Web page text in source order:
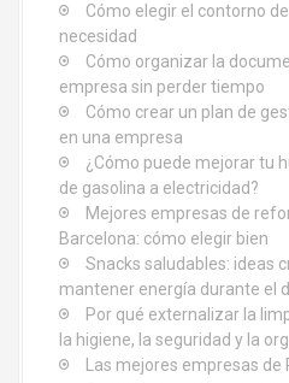
Cómo elegir el contorno
necesidad
Cómo organizar la
empresa sin perder tiempo
Cómo crear un plan de
en una empresa
¿Cómo puede mejorar tu
de gasolina a electricidad?
Mejores empresas de
Barcelona: cómo elegir bien
Snacks saludables: ideas
mantener energía durante el
Por qué externalizar la
la higiene, la seguridad y la
Las mejores empresas de